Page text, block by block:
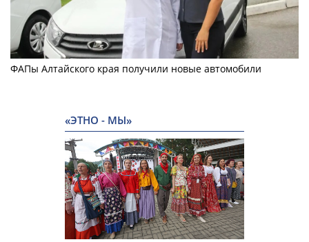
ФАПы Алтайского края получили новые автомобили
«ЭТНО - МЫ»